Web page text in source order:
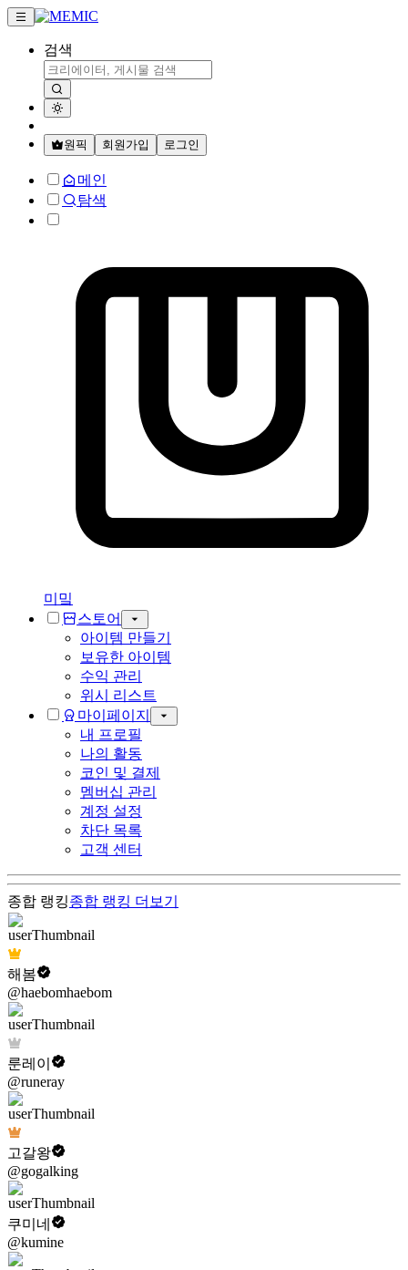
검색
원픽 회원가입 로그인
메인
탐색
미밐
스토어
아이템 만들기
보유한 아이템
수익 관리
위시 리스트
마이페이지
내 프로필
나의 활동
코인 및 결제
멤버십 관리
계정 설정
차단 목록
고객 센터
종합 랭킹종합 랭킹 더보기
해봄
@haebomhaebom
룬레이
@runeray
고갈왕
@gogalking
쿠미네
@kumine